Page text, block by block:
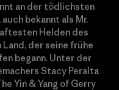
an der tödlichsten
bekannt als Mr.
Helden des
der seine frühe
begann. Unter der
Stacy Peralta
Yin & Yang of Gerry